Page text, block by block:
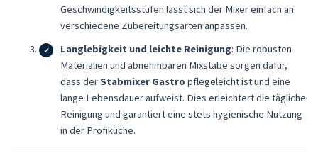
Geschwindigkeitsstufen lässt sich der Mixer einfach an
verschiedene Zubereitungsarten anpassen.
Langlebigkeit und leichte Reinigung: Die robusten
Materialien und abnehmbaren Mixstäbe sorgen dafür,
dass derStabmixer Gastro pflegeleicht ist und eine
lange Lebensdauer aufweist. Dies erleichtert die tägliche
Reinigung und garantiert eine stets hygienische Nutzung
in der Profiküche.